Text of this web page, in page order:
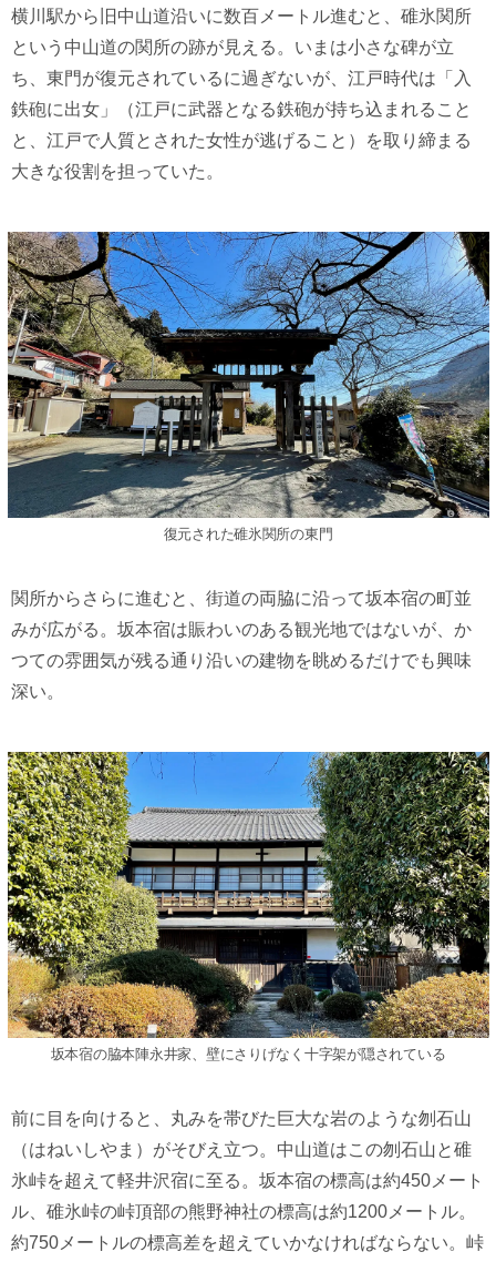
横川駅から旧中山道沿いに数百メートル進むと、碓氷関所
という中山道の関所の跡が見える。いまは小さな碑が立
ち、東門が復元されているに過ぎないが、江戸時代は「入
鉄砲に出女」（江戸に武器となる鉄砲が持ち込まれること
と、江戸で人質とされた女性が逃げること）を取り締まる
大きな役割を担っていた。
復元された碓氷関所の東門
関所からさらに進むと、街道の両脇に沿って坂本宿の町並
みが広がる。坂本宿は賑わいのある観光地ではないが、か
つての雰囲気が残る通り沿いの建物を眺めるだけでも興味
深い。
坂本宿の脇本陣永井家、壁にさりげなく十字架が隠されている
前に目を向けると、丸みを帯びた巨大な岩のような刎石山
（はねいしやま）がそびえ立つ。中山道はこの刎石山と碓
氷峠を超えて軽井沢宿に至る。坂本宿の標高は約450メート
ル、碓氷峠の峠頂部の熊野神社の標高は約1200メートル。
約750メートルの標高差を超えていかなければならない。峠